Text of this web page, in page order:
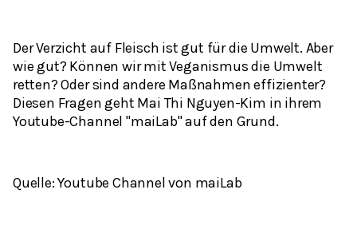
Der Verzicht auf Fleisch ist gut für die Umwelt. Aber
wie gut? Können wir mit Veganismus die Umwelt
retten? Oder sind andere Maßnahmen effizienter?
Diesen Fragen geht Mai Thi Nguyen-Kim in ihrem
Youtube-Channel "maiLab" auf den Grund.
Quelle: Youtube Channel von maiLab